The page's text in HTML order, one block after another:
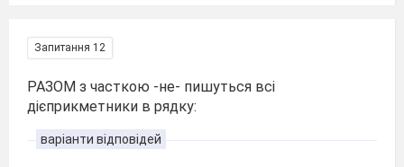
Запитання 12
РАЗОМ з часткою -не- пишуться всі
дієприкметники в рядку:
варіанти відповідей